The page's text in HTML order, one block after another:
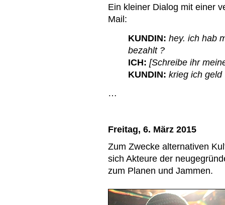
Ein kleiner Dialog mit einer
Mail:
KUNDIN: hey. ich hab
bezahlt ?
ICH: [Schreibe ihr
KUNDIN: krieg ich geld
…
Freitag, 6. März 2015
Zum Zwecke alternativen
sich Akteure der
zum Planen und Jammen.